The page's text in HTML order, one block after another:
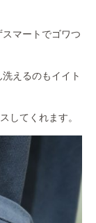
マートでゴワつ
えるのもイイト
してくれます。